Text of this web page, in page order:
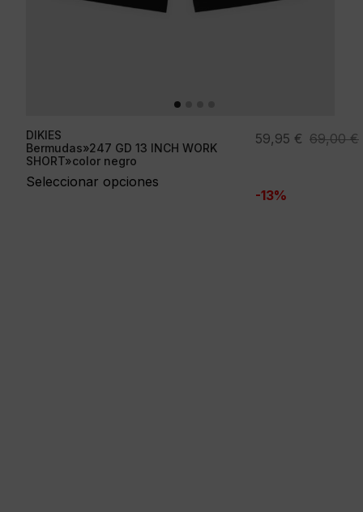
DIKIES
Bermudas»247 GD 13 INCH WORK
SHORT»color negro
Seleccionar opciones
69,00€
El
era:
59,95 €
El
es:
-13%